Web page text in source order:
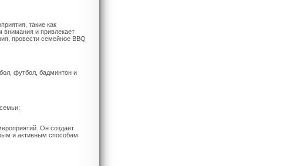
такие как
внимания и привлекает
провести семейное BBQ
футбол, бадминтон и
Он создает
и активным способам